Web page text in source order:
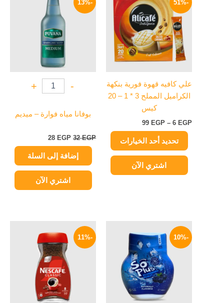
-51%
علي كافيه قهوة فورية بنكهة
الكراميل المملح 3 * 1 – 20
كيس
6 EGP
–
99 EGP
من
⁦6 EGP⁩
خلال
⁦99 EGP⁩
تحديد أحد الخيارات
العديد
من
الأشكال
المختلفة
لهذا
المنتج.
اختيار
الخيارات
صفحة
المنتج
اشتري الآن
-13%
-
+
بوفانا مياه فوارة – ميديم
32EGP
28 EGP
هو:
28 EGP.
إضافة إلى السلة
اشتري الآن
-10%
الأصلي
هو:
100 EGP.
الحالي
هو:
90 EGP.
-11%
الأصلي
هو:
360 EGP.
الحالي
هو:
320 EGP.